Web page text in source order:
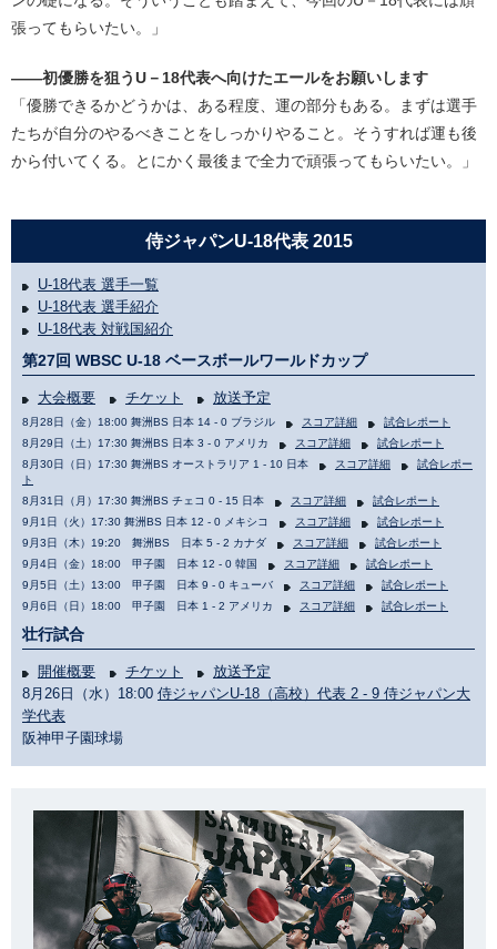
張ってもらいたい。」
――初優勝を狙うU－18代表へ向けたエールをお願いします
「優勝できるかどうかは、ある程度、運の部分もある。まずは選手
たちが自分のやるべきことをしっかりやること。そうすれば運も後
から付いてくる。とにかく最後まで全力で頑張ってもらいたい。」
侍ジャパンU-18代表 2015
U-18代表 選手一覧
U-18代表 選手紹介
U-18代表 対戦国紹介
第27回 WBSC U-18 ベースボールワールドカップ
大会概要 チケット 放送予定
8月28日（金）18:00 舞洲BS 日本 14 - 0 ブラジル スコア詳細
試合レポート
8月29日（土）17:30 舞洲BS 日本 3 - 0 アメリカ
スコア詳細
試合レポート
8月30日（日）17:30 舞洲BS オーストラリア 1 - 10 日本
スコア詳細
試合レポー
ト
8月31日（月）17:30 舞洲BS チェコ 0 - 15 日本
スコア詳細
試合レポート
9月1日（火）17:30 舞洲BS 日本 12 - 0 メキシコ
スコア詳細
試合レポート
9月3日（木）19:20 舞洲BS 日本 5 - 2 カナダ
スコア詳細
試合レポート
9月4日（金）18:00 甲子園 日本 12 - 0 韓国
スコア詳細
試合レポート
9月5日（土）13:00 甲子園 日本 9 - 0 キューバ
スコア詳細
試合レポート
9月6日（日）18:00 甲子園 日本 1 - 2 アメリカ
スコア詳細 試合レポート
壮行試合
開催概要 チケット
放送予定
8月26日（水）18:00 侍ジャパンU-18（高校）代表 2 - 9 侍ジャパン大
学代表
阪神甲子園球場